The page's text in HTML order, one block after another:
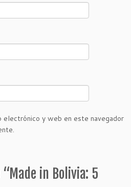
electrónico y web en este navegador
“Made in Bolivia: 5